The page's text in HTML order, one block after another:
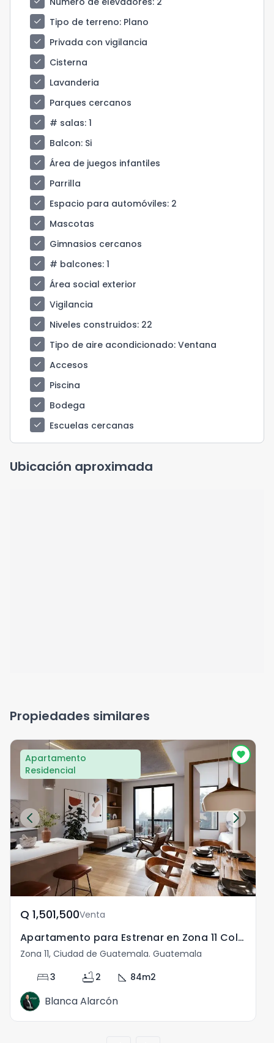
check
Tipo de terreno: Plano
check
Privada con vigilancia
check
Cisterna
check
Lavanderia
check
Parques cercanos
check
# salas: 1
check
Balcon: Si
check
Área de juegos infantiles
check
Parrilla
check
Espacio para automóviles: 2
check
Mascotas
check
Gimnasios cercanos
check
# balcones: 1
check
Área social exterior
check
Vigilancia
check
Niveles construidos: 22
check
Tipo de aire acondicionado: Ventana
check
Accesos
check
Piscina
check
Bodega
check
Escuelas cercanas
Ubicación aproximada
Propiedades similares
Apartamento
Residencial
Q	1,501,500Venta
Apartamento para Estrenar en Zona 11 Col. El Mirador
Zona 11, Ciudad de Guatemala. Guatemala
bed3 bathtub 2 square_foot 84m2
Blanca Alarcón